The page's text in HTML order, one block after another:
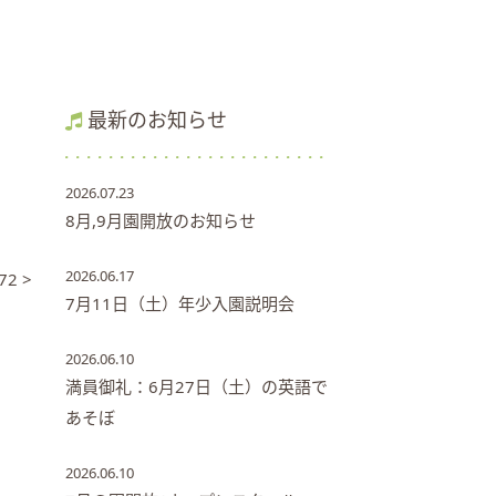
>
最新のお知らせ
2026.07.23
8月,9月園開放のお知らせ
2026.06.17
7月11日（土）年少入園説明会
2026.06.10
満員御礼：6月27日（土）の英語で
あそぼ
2026.06.10